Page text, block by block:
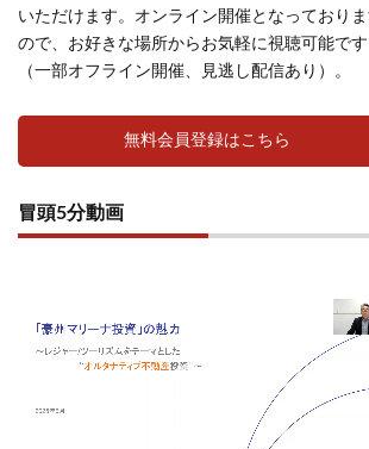
いただけます。オンライン開催となっており
ので、お好きな場所からお気軽に視聴可能です
（一部オフライン開催、見逃し配信あり）。
無料会員登録はこちら
冒頭5分動画